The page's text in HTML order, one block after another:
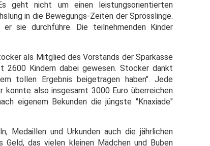
geht nicht um einen leistungsorientierten
in die Bewegungs-Zeiten der Sprösslinge.
sie durchführe. Die teilnehmenden Kinder
als Mitglied des Vorstands der Sparkasse
Kindern dabei gewesen. Stocker dankt
tollen Ergebnis beigetragen haben". Jede
also insgesamt 3000 Euro überreichen
eigenem Bekunden die jüngste "Knaxiade"
Medaillen und Urkunden auch die jährlichen
Geld, das vielen kleinen Mädchen und Buben